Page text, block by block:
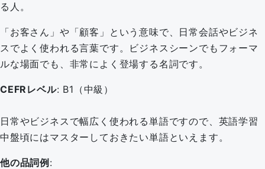
る人。
「お客さん」や「顧客」という意味で、日常会話やビジネ
スでよく使われる言葉です。ビジネスシーンでもフォーマ
ルな場面でも、非常によく登場する名詞です。
CEFRレベル: B1（中級）
日常やビジネスで幅広く使われる単語ですので、英語学習
中盤頃にはマスターしておきたい単語といえます。
他の品詞例 :